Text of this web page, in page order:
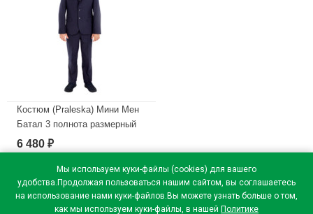
Мы используем куки-файлы (cookies) для вашего
удобства.Продолжая пользоваться нашим сайтом, вы соглашаетесь
на использование нами куки-файлов.Вы можете узнать больше о том,
как мы используем куки-файлы, в нашей Политике
Костюм (Praleska) Мини Мен
Батал 3 полнота размерный
ряд 34/128-48/164 цвет синий
В наличии
6 480 ₽